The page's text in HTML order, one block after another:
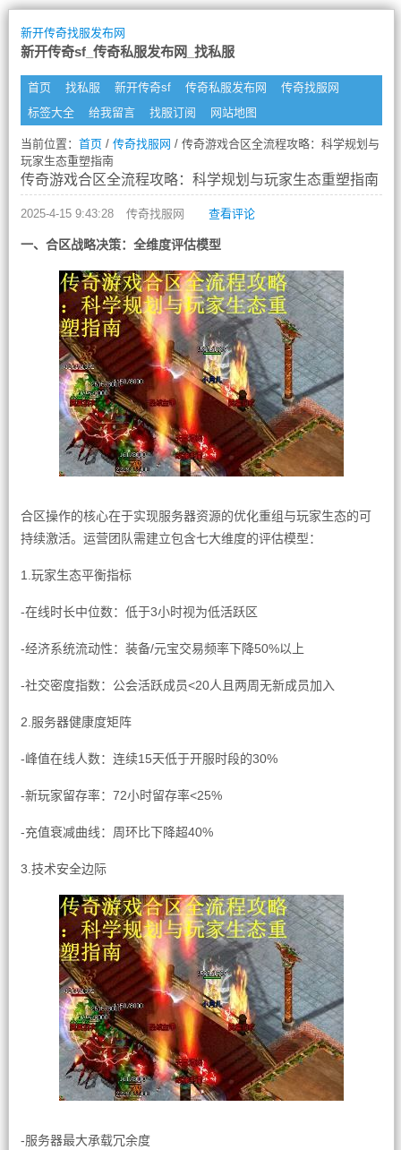
新开传奇找服发布网
新开传奇sf_传奇私服发布网_找私服
首页 找私服 新开传奇sf 传奇私服发布网
传奇找服网
标签大全
给我留言 找服订阅 网站地图
当前位置： 首页/ 传奇找服网 / 传奇游戏合区全流程攻略：科学规划与
玩家生态重塑指南
传奇游戏合区全流程攻略：科学规划与玩家生态重塑指南
2025-4-15 9:43:28 传奇找服网 查看评论
一、合区战略决策：全维度评估模型
合区操作的核心在于实现服务器资源的优化重组与玩家生态的可
持续激活。运营团队需建立包含七大维度的评估模型：
1.玩家生态平衡指标
-在线时长中位数：低于3小时视为低活跃区
-经济系统流动性：装备/元宝交易频率下降50%以上
-社交密度指数：公会活跃成员<20人且两周无新成员加入
2.服务器健康度矩阵
-峰值在线人数：连续15天低于开服时段的30%
-新玩家留存率：72小时留存率<25%
-充值衰减曲线：周环比下降超40%
3.技术安全边际
-服务器最大承载冗余度